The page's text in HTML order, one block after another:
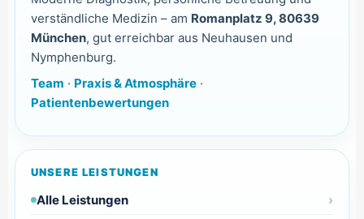
verständliche Medizin – am Romanplatz 9, 80639
München, gut erreichbar aus Neuhausen und
Nymphenburg.
Team · Praxis & Atmosphäre·
Patientenbewertungen
UNSERE LEISTUNGEN
Alle Leistungen